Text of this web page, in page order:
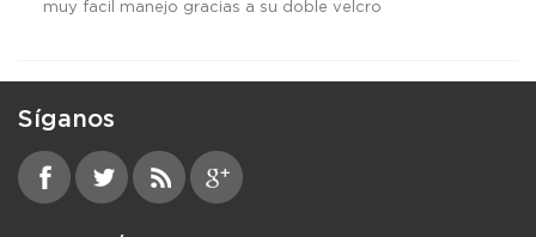
muy facil manejo gracias a su doble velcro
Síganos